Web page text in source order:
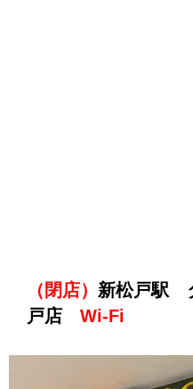
（閉店） 新松戸駅
戸店 Wi-Fi